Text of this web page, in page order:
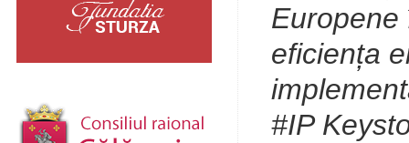
Europene
eficiența
#IP